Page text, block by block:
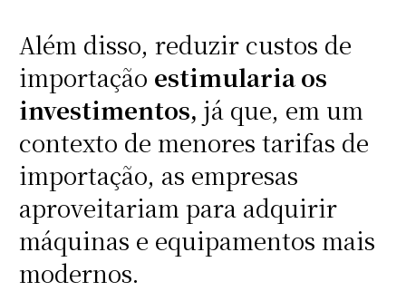
Além disso, reduzir custos de
importação estimularia os
investimentos, já que, em um
contexto de menores tarifas de
importação, as empresas
aproveitariam para adquirir
máquinas e equipamentos mais
modernos.